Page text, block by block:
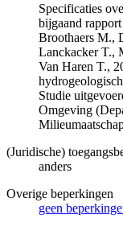
Specificaties
bijgaand
Broothaers M.,
Lanckacker T.,
Van Haren T.,
Studie
Omgeving
(Juridische)
anders
Overige beperkingen
geen